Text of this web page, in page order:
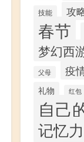
技能 攻
春节
梦幻西
父母 疫
礼物 红包
自己
记忆力